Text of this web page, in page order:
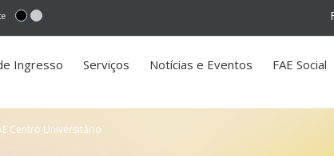
Ingresso Serviços Notícias e Eventos FAE Social
Centro Universitário